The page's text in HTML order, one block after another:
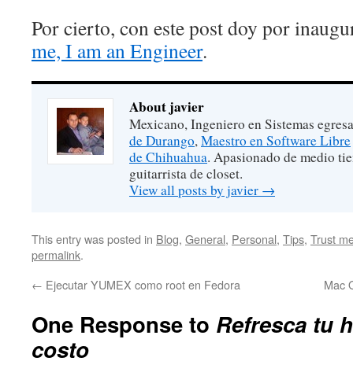
Por cierto, con este post doy por
me, I am an Engineer.
About javier
Mexicano, Ingeniero en Sistemas
de Durango,Maestro en Software Libre
de Chihuahua. Apasionado de medio
guitarrista de closet.
View all posts by javier →
This entry was posted in Blog, General, Personal, Tips, Trust
permalink.
← Ejecutar YUMEX como root en Fedora Mac
One Response to Refresca tu
costo